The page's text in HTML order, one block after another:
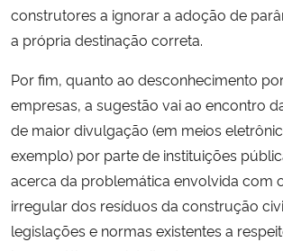
construtores a ignorar a adoção de
a própria destinação correta.
Por fim, quanto ao desconhecimento
empresas, a sugestão vai ao encontro
de maior divulgação (em meios
exemplo) por parte de instituições
acerca da problemática envolvida com
irregular dos resíduos da construção
legislações e normas existentes a